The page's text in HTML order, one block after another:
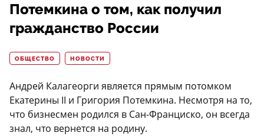
Потемкина о том, как получил
гражданство России
ОБЩЕСТВО НОВОСТИ
Андрей Калагеорги является прямым потомком
Екатерины II и Григория Потемкина. Несмотря на то,
что бизнесмен родился в Сан-Франциско, он всегда
знал, что вернется на родину.